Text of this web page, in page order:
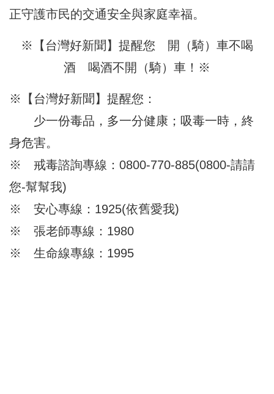
正守護市民的交通安全與家庭幸福。
※【台灣好新聞】提醒您 開（騎）車不喝
酒 喝酒不開（騎）車！※
※【台灣好新聞】提醒您：
少一份毒品，多一分健康；吸毒一時，終
身危害。
※ 戒毒諮詢專線：0800-770-885(0800-請請
您-幫幫我)
※ 安心專線：1925(依舊愛我)
※ 張老師專線：1980
※ 生命線專線：1995